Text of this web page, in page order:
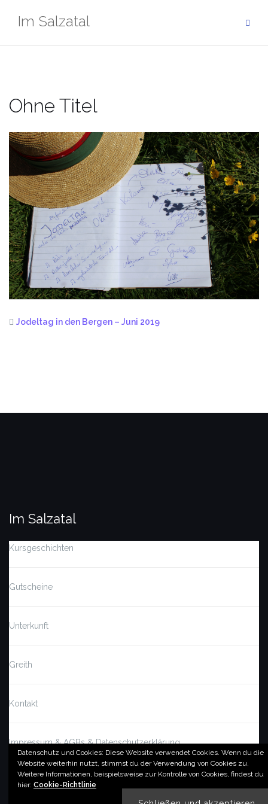
InhaltIm Salzatal
Ohne Titel
Jodeltag in den Bergen – Juni 2019
Datenschutz und Cookies: Diese Website verwendet Cookies. Wenn du die
Website weiterhin nutzt, stimmst du der Verwendung von Cookies zu.
Weitere Informationen, beispielsweise zur Kontrolle von Cookies, findest du
hier: Cookie-Richtlinie
Im Salzatal
Kursgeschichten
Gutscheine
Unterkunft
Greith
Kontakt
Impressum & AGBs & Datenschutzerklärung
© by imSalzatal.at